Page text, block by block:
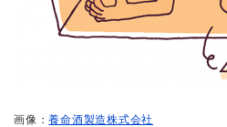
画像：養命酒製造株式会社